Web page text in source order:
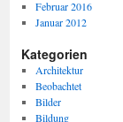
Februar 2016
Januar 2012
Kategorien
Architektur
Beobachtet
Bilder
Bildung